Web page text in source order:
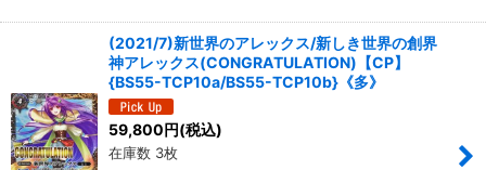
(2021/7)新世界のアレックス/新しき世界の創界
神アレックス(CONGRATULATION)【CP】
{BS55-TCP10a/BS55-TCP10b}《多》
59,800円(税込)
在庫数 3枚